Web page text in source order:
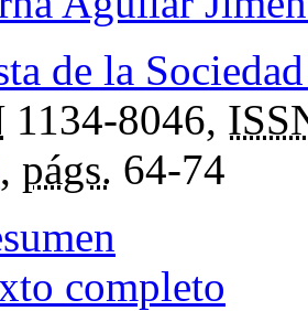
de la
1134-8046,
, págs. 64-74
completo